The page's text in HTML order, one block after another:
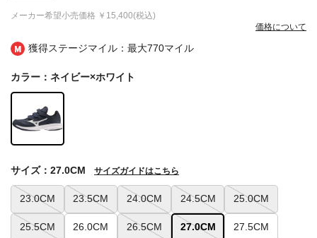
獲得ステージマイル：最大770マイル
メーカー希望小売価格 ￥15,400(税込)
価格について
カラー：ネイビー×ホワイト
23.0CM 23.5CM 24.0CM 24.5CM 25.0CM
25.5CM 26.0CM 26.5CM 27.0CM 27.5CM
サイズ：27.0CM サイズガイドはこちら